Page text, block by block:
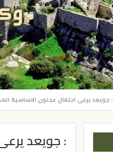
: جويعد يرعى احتفال عجلون الاساسية
: جويعد